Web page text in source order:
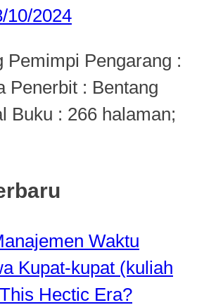
10/2024
Pemimpi Pengarang :
Penerbit : Bentang
Buku : 266 halaman;
Waktu
Kupat-kupat (kuliah
Hectic Era?